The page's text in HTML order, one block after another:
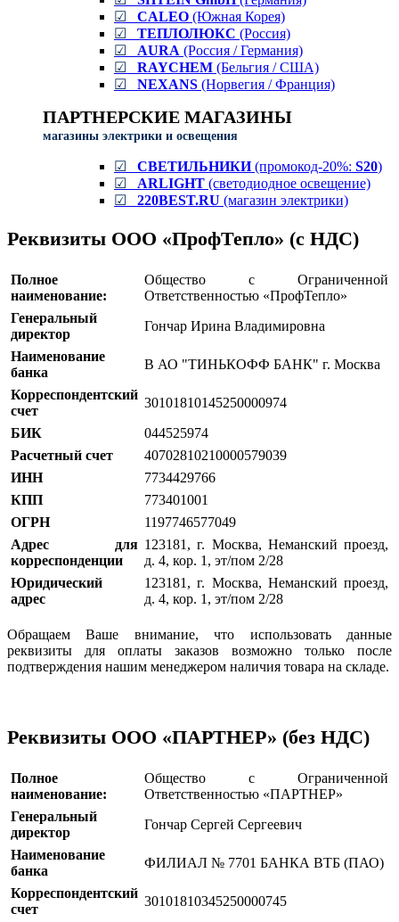
☑
CALEO (Южная Корея)
☑
ТЕПЛОЛЮКС (Россия)
☑
AURA (Россия / Германия)
☑
RAYCHEM (Бельгия / США)
☑
NEXANS (Норвегия / Франция)
ПАРТНЕРСКИЕ МАГАЗИНЫ
магазины электрики и освещения
☑ СВЕТИЛЬНИКИ(промокод-20%: S20)
☑
ARLIGHT (светодиодное освещение)
☑
220BEST.RU (магазин электрики)
Реквизиты ООО «ПрофТепло» (с НДС)
Полное
наименование:
Общество с Ограниченной
Ответственностью «ПрофТепло»
Генеральный
директор
Гончар Ирина Владимировна
Наименование
банка
В АО "ТИНЬКОФФ БАНК" г. Москва
Корреспондентский
счет
30101810145250000974
БИК
044525974
Расчетный счет
40702810210000579039
ИНН
7734429766
КПП
773401001
ОГРН
1197746577049
Адрес для
корреспонденции
123181, г. Москва, Неманский проезд,
д. 4, кор. 1, эт/пом 2/28
Юридический
адреc
123181, г. Москва, Неманский проезд,
д. 4, кор. 1, эт/пом 2/28
Обращаем Ваше внимание, что использовать данные
реквизиты для оплаты заказов возможно только после
подтверждения нашим менеджером наличия товара на складе.
Реквизиты ООО «ПАРТНЕР» (без НДС)
Полное
наименование:
Общество с Ограниченной
Ответственностью «ПАРТНЕР»
Генеральный
директор
Гончар Сергей Сергеевич
Наименование
банка
ФИЛИАЛ № 7701 БАНКА ВТБ (ПАО)
Корреспондентский
счет
30101810345250000745